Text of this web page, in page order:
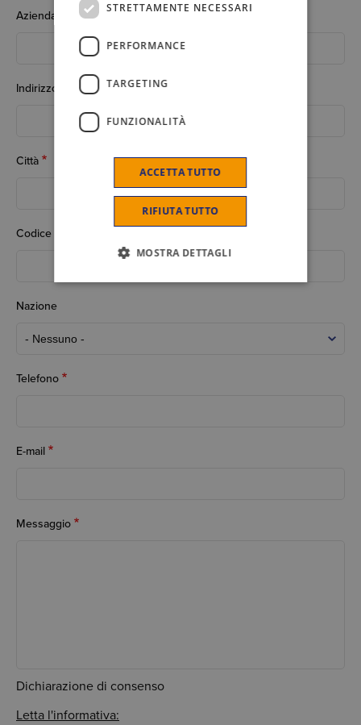
Azienda
Indirizzo
Città
Codice Postale
Nazione
Telefono
E-mail
Messaggio
Dichiarazione di consenso
Letta l'informativa:
STRETTAMENTE NECESSARI
PERFORMANCE
TARGETING
FUNZIONALITÀ
ACCETTA TUTTO
RIFIUTA TUTTO
MOSTRA DETTAGLI